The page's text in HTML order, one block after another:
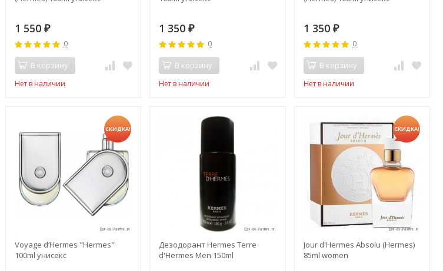
1 550 ₽
0
В корзину
Нет в наличии
1 350₽
0
В корзину
Нет в наличии
1 350 ₽
0
В корзину
Нет в наличии
СКИДКА!
Voyage d’Hermes "Hermes"
100ml унисекс
Дезодорант Hermes Terre
d'Hermes Men 150ml
СКИДКА!
Jour d'Hermes Absolu (Hermes)
85ml women